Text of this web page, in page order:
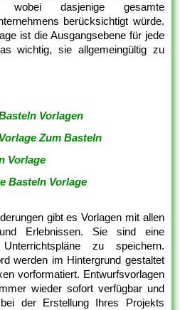
wobei dasjenige gesamte
berücksichtigt würde.
ist die Ausgangsebene für jede
wichtig, sie allgemeingültig zu
Vorlagen
Zum Basteln
Vorlage
Basteln Vorlage
gibt es Vorlagen mit allen
Erlebnissen. Sie sind eine
zu speichern.
werden im Hintergrund gestaltet
vorformatiert. Entwurfsvorlagen
wieder sofort verfügbar und
der Erstellung Ihres Projekts